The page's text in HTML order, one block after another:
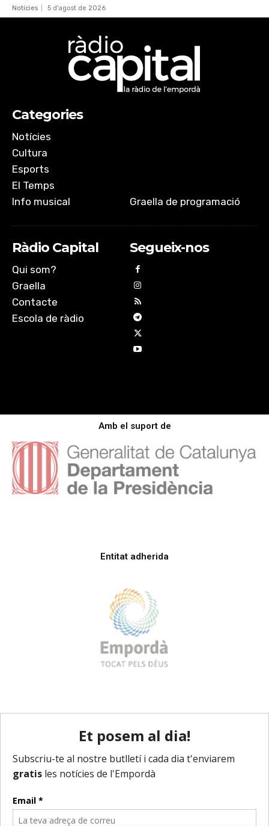
Notícies 5 d'agost de 2026
Categories
Notícies
Cultura
Esports
El Temps
Info musical
Graella de programació
Ràdio Capital
Qui som?
Graella
Contacte
Escola de ràdio
Segueix-nos
Amb el suport de
Entitat adherida